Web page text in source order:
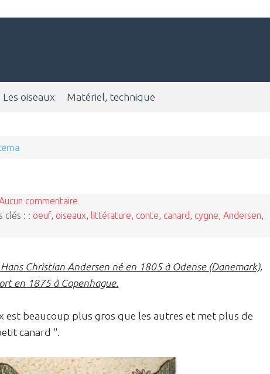
Les oiseaux Matériel, technique
commentaire
clés : : oeuf, oiseaux littérature conte canard cygne Andersen
Christian Andersen né en 1805 à Odense (Danemark),
en 1875 à Copenhague.
est beaucoup plus gros que les autres et met plus de
canard ".